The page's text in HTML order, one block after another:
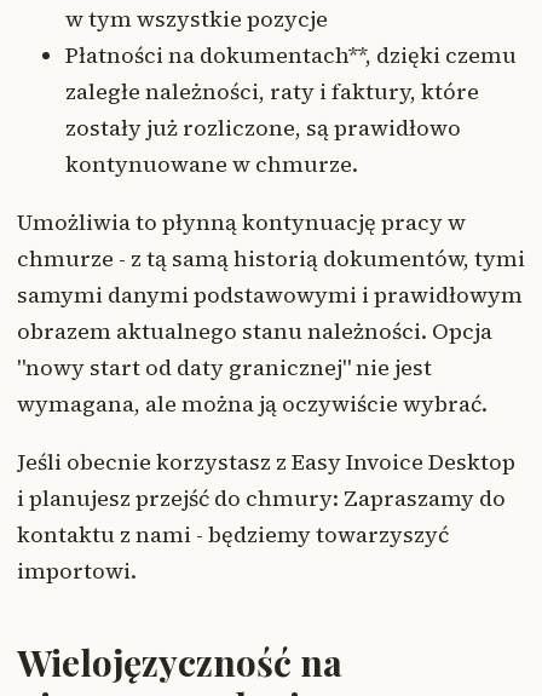
w tym wszystkie pozycje
Płatności na dokumentach**, dzięki czemu
zaległe należności, raty i faktury, które
zostały już rozliczone, są prawidłowo
kontynuowane w chmurze.
Umożliwia to płynną kontynuację pracy w
chmurze - z tą samą historią dokumentów, tymi
samymi danymi podstawowymi i prawidłowym
obrazem aktualnego stanu należności. Opcja
"nowy start od daty granicznej" nie jest
wymagana, ale można ją oczywiście wybrać.
Jeśli obecnie korzystasz z Easy Invoice Desktop
i planujesz przejść do chmury: Zapraszamy do
kontaktu z nami - będziemy towarzyszyć
importowi.
Wielojęzyczność na